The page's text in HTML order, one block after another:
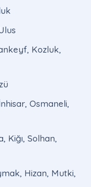
Kozluk,
Osmaneli,
Kiğı, Solhan,
Hizan, Mutki,